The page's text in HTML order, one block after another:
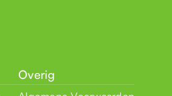
Overig